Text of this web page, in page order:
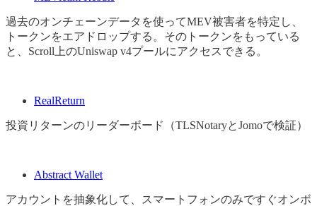
過去のオンチェーンデータを使ってMEV被害者を特定し、
トークンをエアドロップする。そのトークンをもっている
と、Scroll上のUniswap v4プールにアクセスできる。
RealReturn
投資リターンのリーダーボード（TLSNotaryとJomoで検証）
Abstract Wallet
アカウントを抽象化して、スマートフォンのみですぐオンボ